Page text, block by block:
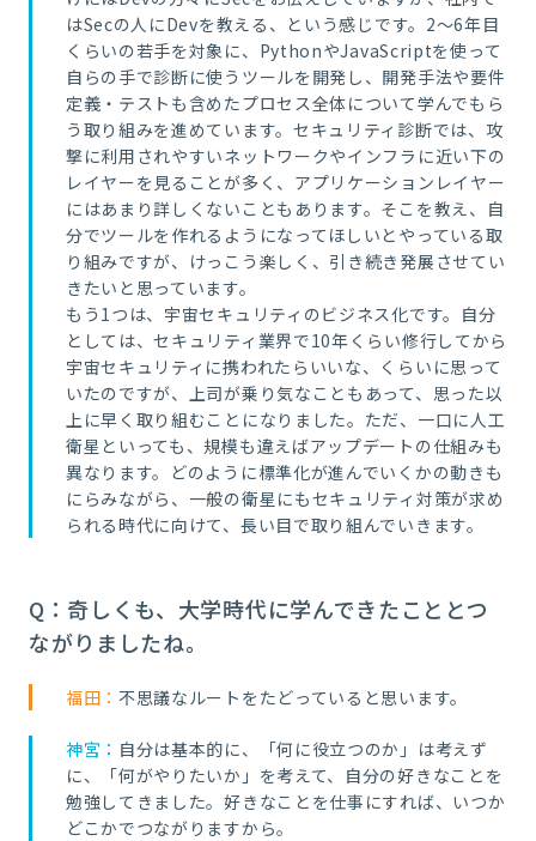
はSecの人にDevを教える、という感じです。2〜6年目
くらいの若手を対象に、PythonやJavaScriptを使って
自らの手で診断に使うツールを開発し、開発手法や要件
定義・テストも含めたプロセス全体について学んでもら
う取り組みを進めています。セキュリティ診断では、攻
撃に利用されやすいネットワークやインフラに近い下の
レイヤーを見ることが多く、アプリケーションレイヤー
にはあまり詳しくないこともあります。そこを教え、自
分でツールを作れるようになってほしいとやっている取
り組みですが、けっこう楽しく、引き続き発展させてい
きたいと思っています。
もう1つは、宇宙セキュリティのビジネス化です。自分
としては、セキュリティ業界で10年くらい修行してから
宇宙セキュリティに携われたらいいな、くらいに思って
いたのですが、上司が乗り気なこともあって、思った以
上に早く取り組むことになりました。ただ、一口に人工
衛星といっても、規模も違えばアップデートの仕組みも
異なります。どのように標準化が進んでいくかの動きも
にらみながら、一般の衛星にもセキュリティ対策が求め
られる時代に向けて、長い目で取り組んでいきます。
Q：奇しくも、大学時代に学んできたこととつ
ながりましたね。
福田： 不思議なルートをたどっていると思います。
神宮： 自分は基本的に、「何に役立つのか」は考えず
に、「何がやりたいか」を考えて、自分の好きなことを
勉強してきました。好きなことを仕事にすれば、いつか
どこかでつながりますから。